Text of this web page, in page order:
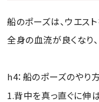
船のポーズは、ウエス
全身の血流が良くなり
h4：船のポーズのやり
1.背中を真っ直ぐに伸